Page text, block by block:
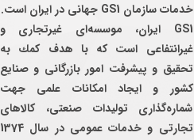
خدمات سازمان GS1 جهانی در ایران است.
GS1 ایران، موسسه‌ای غيرتجاری و
غيرانتفاعی است كه با هدف كمك به
تحقيق و پيشرفت امور بازرگانی و صنايع
كشور و ايجاد امكانات علمی جهت
شماره‌گذاری توليدات صنعتی، كالاهای
تجارتی و خدمات عمومی در سال 1374